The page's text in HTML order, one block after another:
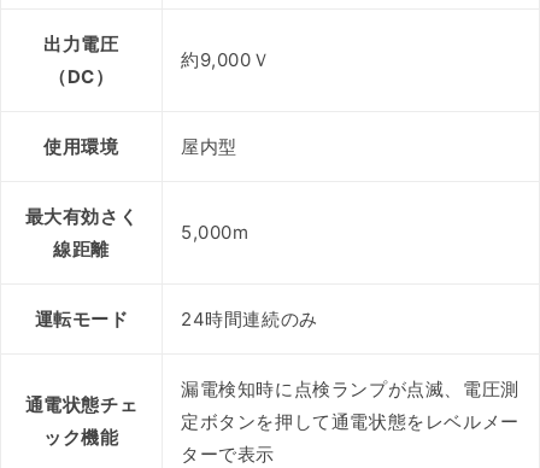
出力電圧
（DC）
約9,000Ｖ
使用環境 屋内型
最大有効さく
線距離
5,000m
運転モード 24時間連続のみ
通電状態チェ
ック機能
漏電検知時に点検ランプが点滅、電圧測
定ボタンを押して通電状態をレベルメー
ターで表示